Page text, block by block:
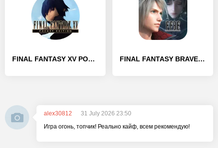
FINAL FANTASY XV POCKET EDITION FINAL FANTASY BRAVE EXVIUS
alex30812
31 July 2026 23:50
Игра огонь, топчик! Реально кайф, всем рекомендую!